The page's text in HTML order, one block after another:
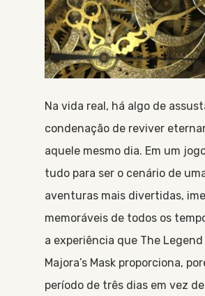
Na vida real, há algo de
condenação de reviver
aquele mesmo dia. Em um
tudo para ser o cenário de
aventuras mais divertidas,
memoráveis de todos os
a experiência que The
Majora’s Mask proporciona,
período de três dias em vez